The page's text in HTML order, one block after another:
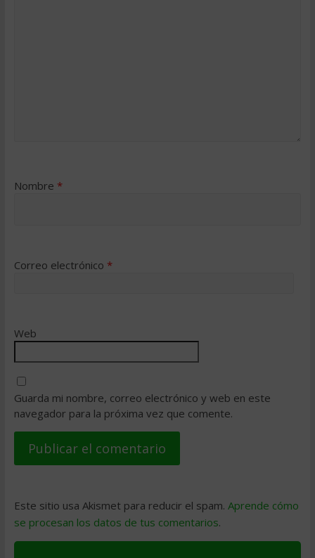
Nombre *
Correo electrónico *
Web
Guarda mi nombre, correo electrónico y web en este
navegador para la próxima vez que comente.
Este sitio usa Akismet para reducir el spam. Aprende cómo
se procesan los datos de tus comentarios.